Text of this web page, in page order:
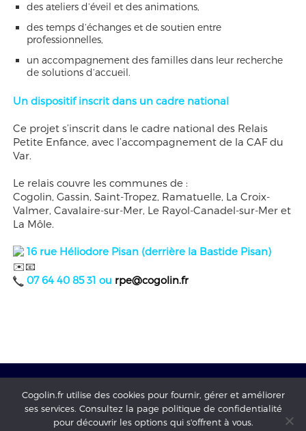
des ateliers d’éveil et des animations,
des temps d’échanges et de soutien entre
professionnelles,
un accompagnement des familles dans leur recherche
de solutions d’accueil.
Un dispositif inscrit dans un cadre national
Ce projet s’inscrit dans le cadre national des Relais
Petite Enfance, avec l’accompagnement de la CAF du
Var.
Le relais couvre les communes de :
Cogolin, Gassin, Saint-Tropez, Ramatuelle, La Croix-
Valmer, Cavalaire-sur-Mer, Le Rayol-Canadel-sur-Mer et
La Môle.
16 rue Héliodore Pisan (derrière la Bastide Pisan)
✉️📧
07 64 40 85 31 ou rpe@cogolin.fr
Mairie de Cogolin - copyright 2017 - tous droits réservés -
mentions légales-Politique de confidentialité
Cogolin.fr utilise des cookies pour fournir, gérer et améliorer
ses services. Consultez la page politique de confidentialité
pour découvrir les options qui s'offrent à vous.